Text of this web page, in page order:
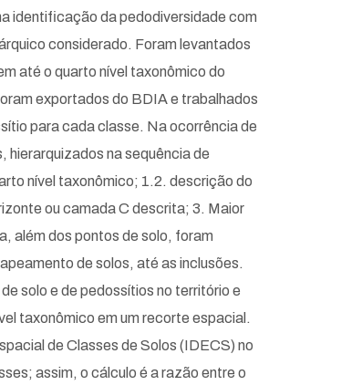
identificação da pedodiversidade com
considerado. Foram levantados
até o quarto nível taxonômico do
exportados do BDIA e trabalhados
para cada classe. Na ocorrência de
hierarquizados na sequência de
nível taxonômico; 1.2. descrição do
ou camada C descrita; 3. Maior
além dos pontos de solo, foram
de solos, até as inclusões.
solo e de pedossítios no território e
taxonômico em um recorte espacial.
de Classes de Solos (IDECS) no
assim, o cálculo é a razão entre o